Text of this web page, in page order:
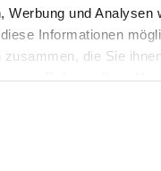
Werbung und Analysen
Informationen
zusammen, die Sie
x 300 mm und einer
die leichte Schrägstellung
sehr gut sichtbar
der Ware. Die
wird zusätzlich durch das
verstärkt. Die stabile und